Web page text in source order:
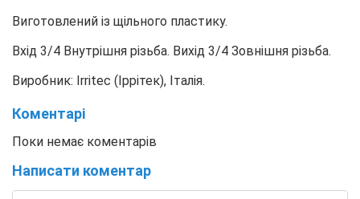
Виготовлений із щільного пластику.
Вхід 3/4 Внутрішня різьба. Вихід 3/4 Зовнішня різьба.
Виробник: Irritec (Іррітек), Італія.
Коментарі
Поки немає коментарів
Написати коментар